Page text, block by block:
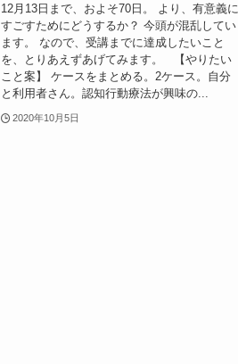
12月13日まで、およそ70日。 より、有意義に
すごすためにどうするか？ 今頭が混乱してい
ます。 なので、受講までに達成したいこと
を、とりあえずあげてみます。 【やりたい
こと案】 ケースをまとめる。2ケース。自分
と利用者さん。認知行動療法が興味の...
2020年10月5日